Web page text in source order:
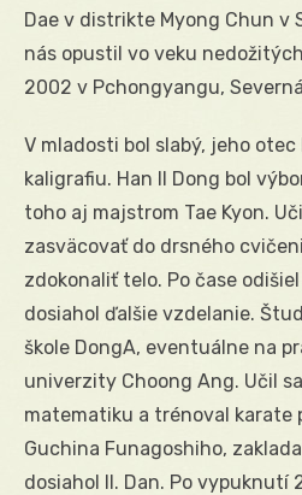
Dae v distrikte Myong Chun v
nás opustil vo veku
2002 v Pchongyangu,
V mladosti bol slabý, jeho
kaligrafiu. Han Il Dong bol
toho aj majstrom Tae Kyon.
zasväcovať do drsného
zdokonaliť telo. Po čase
dosiahol ďalšie vzdelanie.
škole DongA, eventuálne na
univerzity Choong Ang. Učil
matematiku a trénoval karate
Guchina Funagoshiho,
dosiahol II. Dan. Po vypuknutí